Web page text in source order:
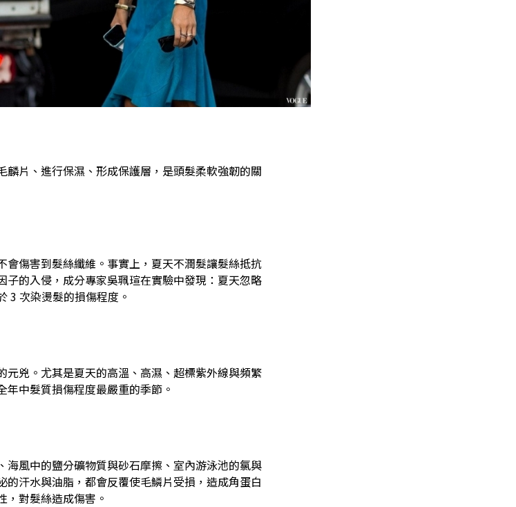
麟片、進行保濕、形成保護層，是頭髮柔軟強韌的關
會傷害到髮絲纖維。事實上，夏天不潤髮讓髮絲抵抗
子的入侵，成分專家吳珮瑄在實驗中發現：夏天忽略
3 次染燙髮的損傷程度。
元兇。尤其是夏天的高溫、高濕、超標紫外線與頻繁
年中髮質損傷程度最嚴重的季節。
海風中的鹽分礦物質與砂石摩擦、室內游泳池的氯與
的汗水與油脂，都會反覆使毛鱗片受損，造成角蛋白
，對髮絲造成傷害。